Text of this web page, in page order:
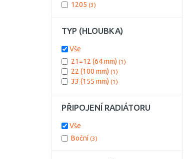
1205 (3)
TYP (HLOUBKA)
Vše
21=12 (64 mm) (1)
22 (100 mm) (1)
33 (155 mm) (1)
PŘIPOJENÍ RADIÁTORU
Vše
Boční (3)